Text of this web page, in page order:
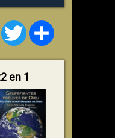
FacebookTwitter
en 1